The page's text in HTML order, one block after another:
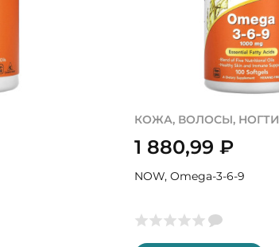
КОЖА, ВОЛОСЫ, НОГТИ
1 880,99₽
NOW, Omega-3-6-9